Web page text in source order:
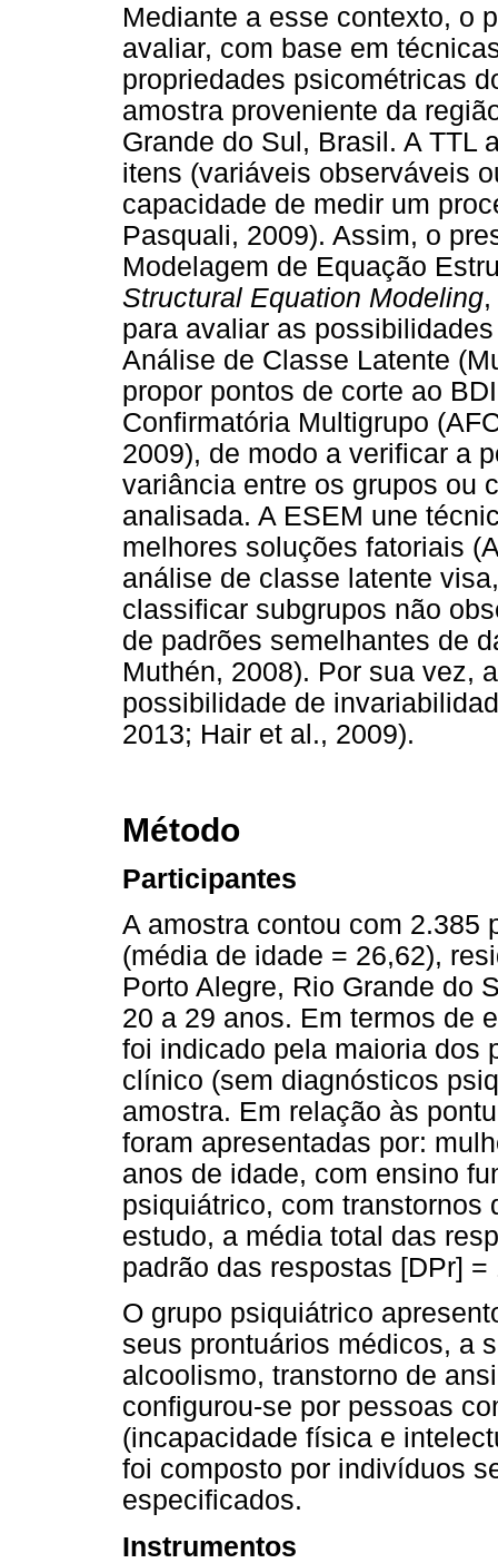
Mediante a esse contexto, o
avaliar, com base em
propriedades psicométricas
amostra proveniente da
Grande do Sul, Brasil. A TTL
itens (variáveis observáveis
capacidade de medir um
Pasquali, 2009). Assim, o
Modelagem de Equação
Structural Equation Modeling
para avaliar as
Análise de Classe Latente
propor pontos de corte ao
Confirmatória Multigrupo
2009), de modo a verificar a
variância entre os grupos ou
analisada. A ESEM une
melhores soluções fatoriais
análise de classe latente
classificar subgrupos não
de padrões semelhantes de
Muthén, 2008). Por sua vez,
possibilidade de
2013; Hair et al., 2009).
Método
Participantes
A amostra contou com 2.385
(média de idade = 26,62),
Porto Alegre, Rio Grande do
20 a 29 anos. Em termos de
foi indicado pela maioria dos
clínico (sem diagnósticos
amostra. Em relação às
foram apresentadas por:
anos de idade, com ensino
psiquiátrico, com transtornos
estudo, a média total das
padrão das respostas [DPr]
O grupo psiquiátrico
seus prontuários médicos, a
alcoolismo, transtorno de
configurou-se por pessoas
(incapacidade física e
foi composto por indivíduos
especificados.
Instrumentos